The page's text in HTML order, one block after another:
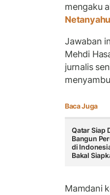
mengaku
Netanyahu
Jawaban
Mehdi
jurnalis
Baca Juga
Qatar Siap
Bangun
di
Bakal
Mamdani